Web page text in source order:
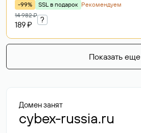
-99% SSL в подарок Рекомендуем
14 982 ₽
189 ₽
?
Показать еще
Домен занят
cybex-russia.ru